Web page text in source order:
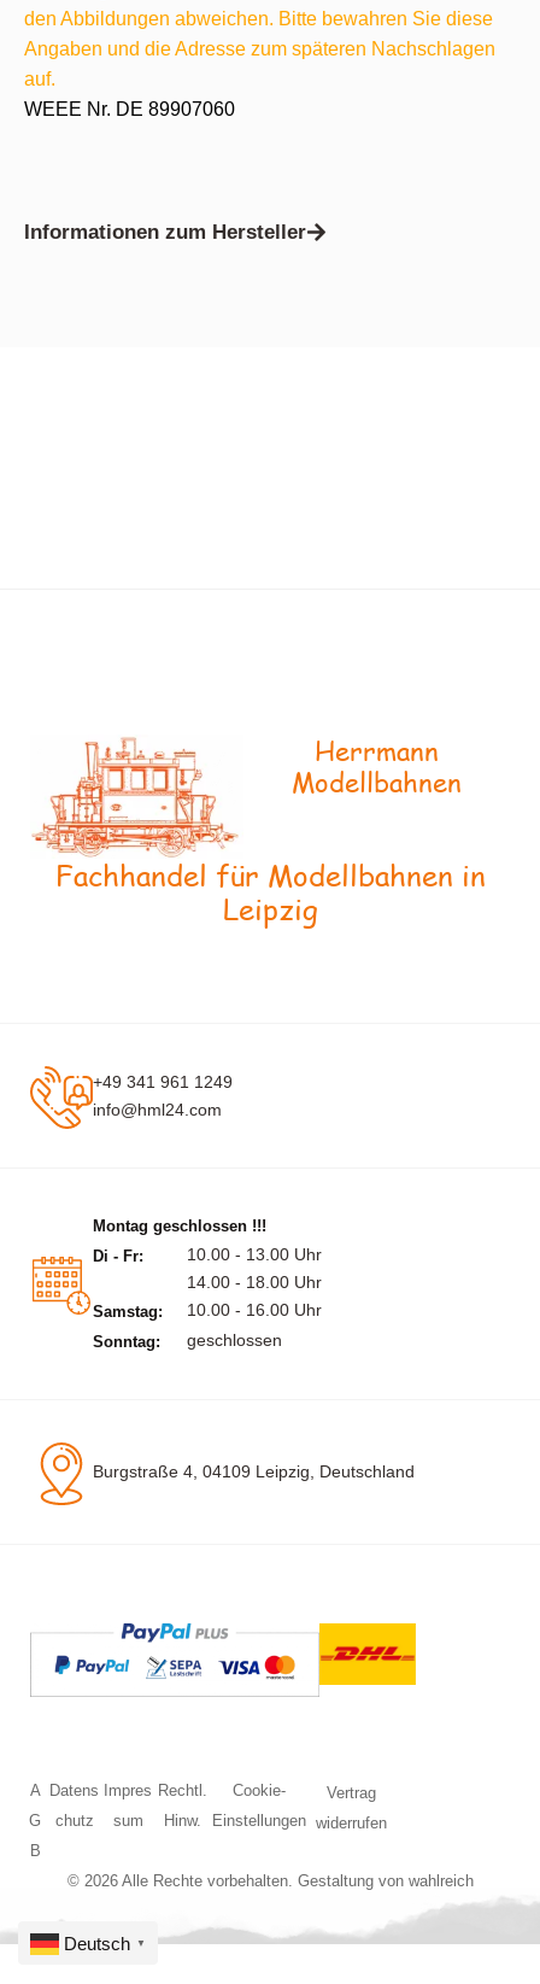
den Abbildungen abweichen. Bitte bewahren Sie diese
Angaben und die Adresse zum späteren Nachschlagen
auf.
WEEE Nr. DE 89907060
Informationen zum Hersteller
Herrmann
Modellbahnen
Fachhandel für Modellbahnen in
Leipzig
+49 341 961 1249
info@hml24.com
Montag geschlossen !!!
Di - Fr:
10.00 - 13.00 Uhr
14.00 - 18.00 Uhr
Samstag: 10.00 - 16.00 Uhr
Sonntag: geschlossen
Burgstraße 4, 04109 Leipzig, Deutschland
© 2026 Alle Rechte vorbehalten. Gestaltung von wahlreich
A
G
B
Datens
chutz
Impres
sum
Rechtl.
Hinw.
Cookie-
Einstellungen
Vertrag
widerrufen
Deutsch ▼